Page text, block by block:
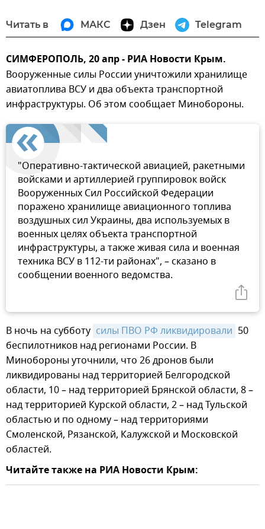
Читать в МАКС Дзен Telegram
СИМФЕРОПОЛЬ, 20 апр - РИА Новости Крым.
Вооруженные силы России уничтожили хранилище
авиатоплива ВСУ и два объекта транспортной
инфраструктуры. Об этом сообщает Минобороны.
"Оперативно-тактической авиацией, ракетными
войсками и артиллерией группировок войск
Вооруженных Сил Российской Федерации
поражено хранилище авиационного топлива
воздушных сил Украины, два используемых в
военных целях объекта транспортной
инфраструктуры, а также живая сила и военная
техника ВСУ в 112-ти районах", – сказано в
сообщении военного ведомства.
В ночь на субботу силы ПВО РФ ликвидировали 50
беспилотников над регионами России. В
Минобороны уточнили, что 26 дронов были
ликвидированы над территорией Белгородской
области, 10 – над территорией Брянской области, 8 –
над территорией Курской области, 2 – над Тульской
областью и по одному – над территориями
Смоленской, Рязанской, Калужской и Московской
областей.
Читайте также на РИА Новости Крым: